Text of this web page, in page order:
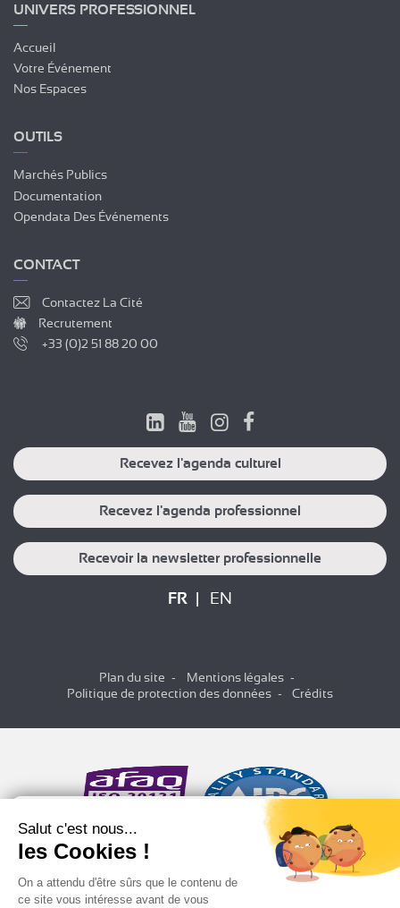
UNIVERS PROFESSIONNEL
Accueil
Votre Événement
Nos Espaces
OUTILS
Marchés Publics
Documentation
Opendata Des Événements
CONTACT
Contactez La Cité
Recrutement
+33 (0)2 51 88 20 00
Recevez l'agenda culturel
Recevez l'agenda professionnel
Recevoir la newsletter professionnelle
FR EN
Plan du site
Mentions légales
Politique de protection des données
Crédits
Salut c'est nous...
les Cookies !
On a attendu d'être sûrs que le contenu de
ce site vous intéresse avant de vous